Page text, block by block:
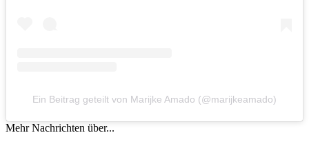
Ein Beitrag geteilt von Marijke Amado (@marijkeamado)
Mehr Nachrichten über...